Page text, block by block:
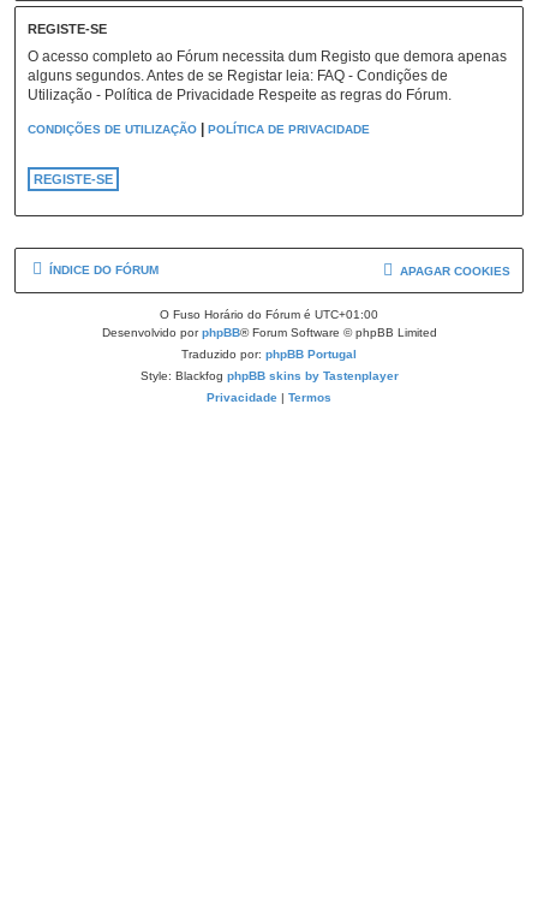
REGISTE-SE
O acesso completo ao Fórum necessita dum Registo que demora apenas
alguns segundos. Antes de se Registar leia: FAQ - Condições de
Utilização - Política de Privacidade Respeite as regras do Fórum.
CONDIÇÕES DE UTILIZAÇÃO POLÍTICA DE PRIVACIDADE
REGISTE-SE
ÍNDICE DO FÓRUM APAGAR COOKIES
O Fuso Horário do Fórum é UTC+01:00
Desenvolvido porphpBB® Forum Software © phpBB Limited
Traduzido por: phpBB Portugal
Style: Blackfog phpBB skins by Tastenplayer
Privacidade | Termos